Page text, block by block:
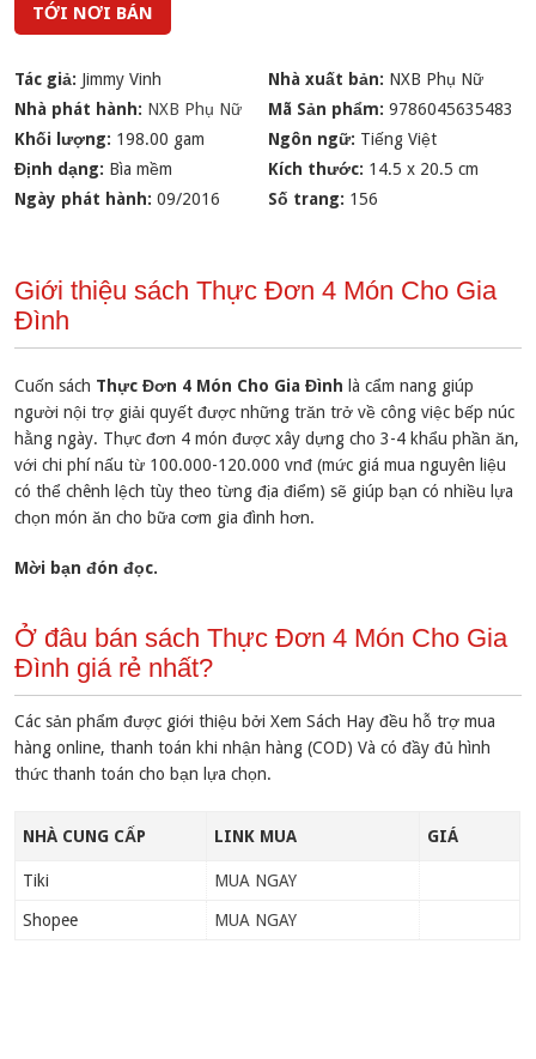
TỚI NƠI BÁN
Tác giả: Jimmy Vinh Nhà xuất bản: NXB Phụ Nữ
Nhà phát hành: NXB Phụ Nữ Mã Sản phẩm: 9786045635483
Khối lượng: 198.00 gam Ngôn ngữ: Tiếng Việt
Định dạng: Bìa mềm Kích thước: 14.5 x 20.5 cm
Ngày phát hành:09/2016 Số trang: 156
Giới thiệu sách Thực Đơn 4 Món Cho Gia
Đình
Cuốn sách Thực Đơn 4 Món Cho Gia Đình là cẩm nang giúp
người nội trợ giải quyết được những trăn trở về công việc bếp núc
hằng ngày. Thực đơn 4 món được xây dựng cho 3-4 khẩu phần ăn,
với chi phí nấu từ 100.000-120.000 vnđ (mức giá mua nguyên liệu
có thể chênh lệch tùy theo từng địa điểm) sẽ giúp bạn có nhiều lựa
chọn món ăn cho bữa cơm gia đình hơn.
Mời bạn đón đọc.
Ở đâu bán sách Thực Đơn 4 Món Cho Gia
Đình giá rẻ nhất?
Các sản phẩm được giới thiệu bởi Xem Sách Hay đều hỗ trợ mua
hàng online, thanh toán khi nhận hàng (COD) Và có đầy đủ hình
thức thanh toán cho bạn lựa chọn.
NHÀ CUNG CẤP LINK MUA GIÁ
Tiki MUA NGAY
Shopee MUA NGAY